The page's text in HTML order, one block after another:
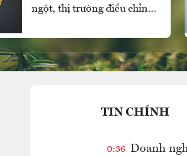
ngột, thị trường điều chỉnh
thấp
TIN CHÍNH
0:36 Doanh